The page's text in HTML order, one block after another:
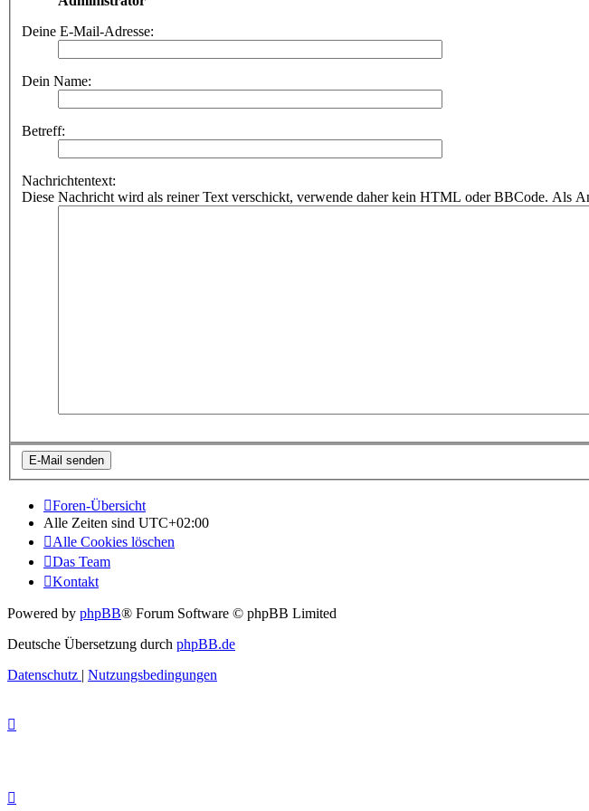
Deine E-Mail-Adresse:
Dein Name:
Betreff:
Nachrichtentext:
Diese Nachricht wird als reiner Text verschickt, verwende daher kein HTML oder BBCode. Als
Foren-Übersicht
Alle Zeiten sind UTC+02:00
Alle Cookies löschen
Das Team
Kontakt
Powered by phpBB® Forum Software © phpBB Limited
Deutsche Übersetzung durch phpBB.de
Datenschutz | Nutzungsbedingungen